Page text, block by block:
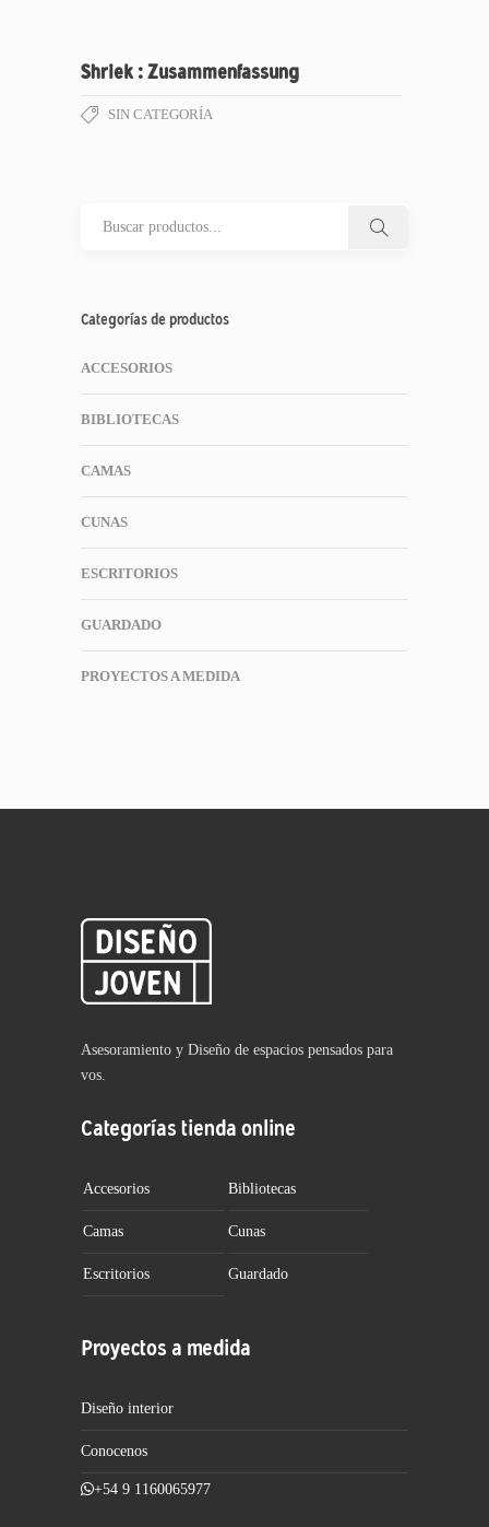
Shriek : Zusammenfassung
SIN CATEGORÍA
Categorías de productos
ACCESORIOS
BIBLIOTECAS
CAMAS
CUNAS
ESCRITORIOS
GUARDADO
PROYECTOS A MEDIDA
Asesoramiento y Diseño de espacios pensados para
vos.
Categorías tienda online
Accesorios Bibliotecas
Camas Cunas
Escritorios Guardado
Proyectos a medida
Diseño interior
Conocenos
+54 9 1160065977